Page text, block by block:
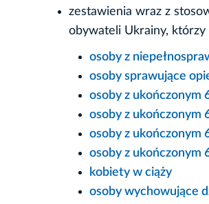
zestawienia wraz z
obywateli Ukrainy,
osoby z
osoby sprawujące
osoby z ukończonym
osoby z ukończonym
osoby z ukończonym
osoby z ukończonym
kobiety w ciąży
osoby wychowujące